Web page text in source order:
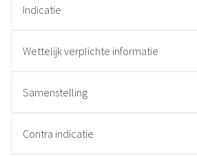
Indicatie
Wettelijk verplichte informatie
Samenstelling
Contra indicatie